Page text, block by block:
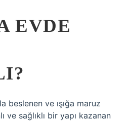
EVDE
beslenen ve ışığa maruz
ve sağlıklı bir yapı kazanan